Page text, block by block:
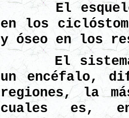
El
en los
y óseo en los
El sistema
un encéfalo,
regiones, la
cuales es,